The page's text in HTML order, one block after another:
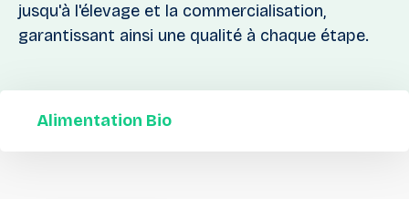
jusqu'à l'élevage et la commercialisation,
garantissant ainsi une qualité à chaque étape.
Alimentation Bio